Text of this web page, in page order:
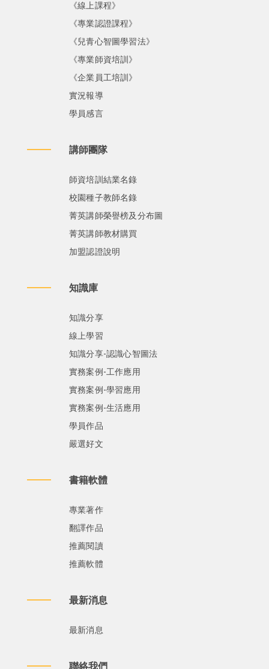
《線上課程》
《專業認證課程》
《兒青心智圖學習法》
《專業師資培訓》
《企業員工培訓》
實況報導
學員感言
講師團隊
師資培訓結業名錄
校園種子教師名錄
菁英講師榮譽榜及分布圖
菁英講師教材購買
加盟認證說明
知識庫
知識分享
線上學習
知識分享-認識心智圖法
實務案例-工作應用
實務案例-學習應用
實務案例-生活應用
學員作品
嚴選好文
書籍軟體
專業著作
翻譯作品
推薦閱讀
推薦軟體
最新消息
最新消息
聯絡我們